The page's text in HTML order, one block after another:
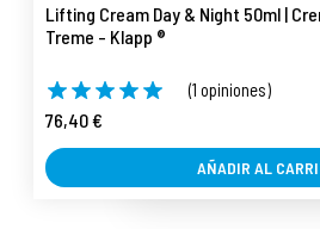
Lifting Cream Day & Night 50ml |
Treme - Klapp ®
(1 opiniones)
76,40 €
AÑADIR AL